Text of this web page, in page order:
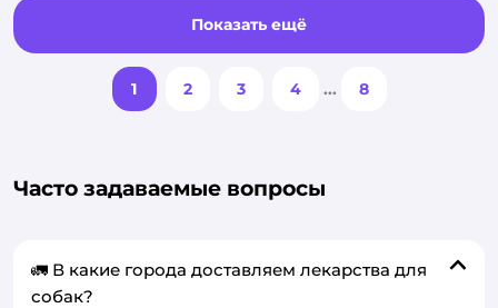
Показать ещё
1 2 3 4 ... 8
Часто задаваемые вопросы
🚛 В какие города доставляем лекарства для
собак?